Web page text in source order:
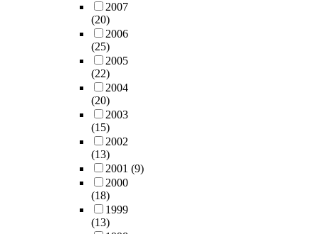
2007
(20)
2006
(25)
2005
(22)
2004
(20)
2003
(15)
2002
(13)
2001 (9)
2000
(18)
1999
(13)